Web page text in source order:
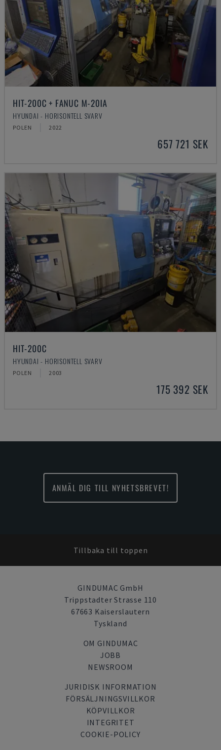
HIT-200C + FANUC M-20IA
HYUNDAI - HORISONTELL SVARV
POLEN 2022
657 721 SEK
HIT-200C
HYUNDAI - HORISONTELL SVARV
POLEN 2003
175 392 SEK
ANMÄL DIG TILL NYHETSBREVET!
Tillbaka till toppen
GINDUMAC GmbH
Trippstadter Strasse 110
67663 Kaiserslautern
Tyskland
OM GINDUMAC
JOBB
NEWSROOM
JURIDISK INFORMATION
FÖRSÄLJNINGSVILLKOR
KÖPVILLKOR
INTEGRITET
COOKIE-POLICY